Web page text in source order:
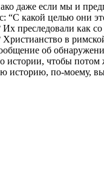
даже если мы и
“С какой целью
Их преследовали
в
об
истории, чтобы
историю, по-моему,